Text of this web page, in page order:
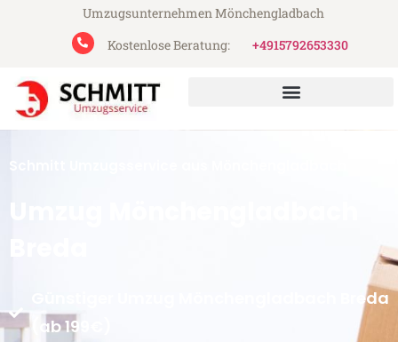
Umzugsunternehmen Mönchengladbach
Kostenlose Beratung:
+4915792653330
Schmitt Umzugsservice aus Mönchengladbach
Günstiger Umzug Mönchengladbach Breda
(ab 199€)